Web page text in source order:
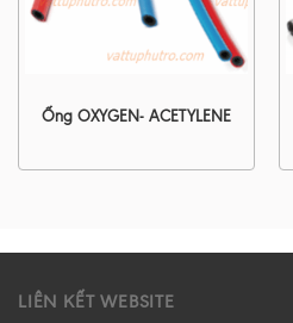
Ống OXYGEN- ACETYLENE
LIÊN KẾT WEBSITE